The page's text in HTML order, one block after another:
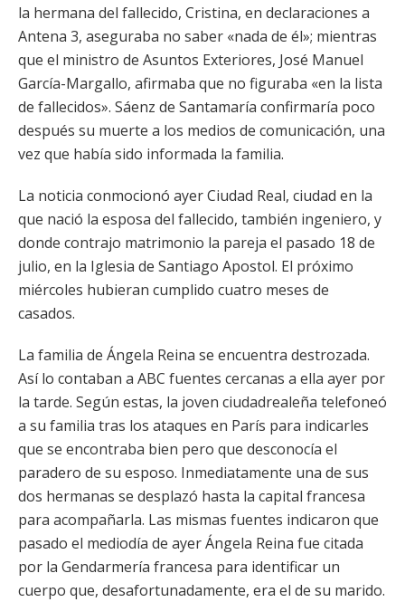
la hermana del fallecido, Cristina, en declaraciones a
Antena 3, aseguraba no saber «nada de él»; mientras
que el ministro de Asuntos Exteriores, José Manuel
García-Margallo, afirmaba que no figuraba «en la lista
de fallecidos». Sáenz de Santamaría confirmaría poco
después su muerte a los medios de comunicación, una
vez que había sido informada la familia.
La noticia conmocionó ayer Ciudad Real, ciudad en la
que nació la esposa del fallecido, también ingeniero, y
donde contrajo matrimonio la pareja el pasado 18 de
julio, en la Iglesia de Santiago Apostol. El próximo
miércoles hubieran cumplido cuatro meses de
casados.
La familia de Ángela Reina se encuentra destrozada.
Así lo contaban a ABC fuentes cercanas a ella ayer por
la tarde. Según estas, la joven ciudadrealeña telefoneó
a su familia tras los ataques en París para indicarles
que se encontraba bien pero que desconocía el
paradero de su esposo. Inmediatamente una de sus
dos hermanas se desplazó hasta la capital francesa
para acompañarla. Las mismas fuentes indicaron que
pasado el mediodía de ayer Ángela Reina fue citada
por la Gendarmería francesa para identificar un
cuerpo que, desafortunadamente, era el de su marido.